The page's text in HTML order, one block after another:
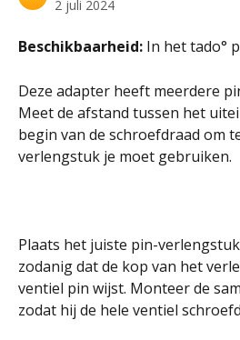
2 juli 2024
Beschikbaarheid: In het tado°
Deze adapter heeft meerdere
Meet de afstand tussen het
begin van de schroefdraad om
verlengstuk je moet gebruiken.
Plaats het juiste pin-
zodanig dat de kop van het
ventiel pin wijst. Monteer de
zodat hij de hele ventiel